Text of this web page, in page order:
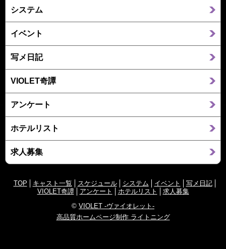
システム
イベント
写メ日記
VIOLET奇譚
アンケート
ホテルリスト
求人募集
TOP キャスト一覧 スケジュール システム イベント
写メ日記
VIOLET奇譚
アンケート ホテルリスト
求人募集
© VIOLET -ヴァイオレット-
高品質ホームページ制作 ライトニング